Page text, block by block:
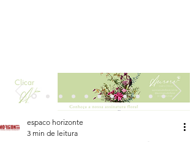
Clicar
espaco horizonte
3 min de leitura